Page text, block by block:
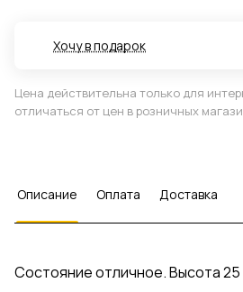
Хочу в подарок
Цена действительна только для
отличаться от цен в розничных
Описание Оплата Доставка
Состояние отличное. Высота 25